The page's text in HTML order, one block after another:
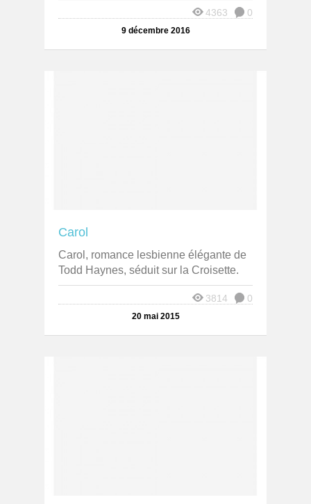
0
4363
9 décembre 2016
Carol
Carol, romance lesbienne élégante de
Todd Haynes, séduit sur la Croisette.
0
3814
20 mai 2015